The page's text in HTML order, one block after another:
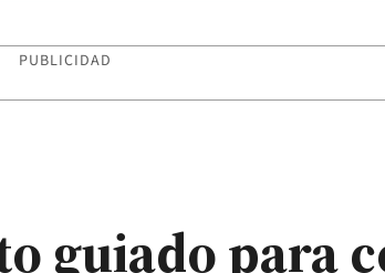
PUBLICIDAD
guiado para